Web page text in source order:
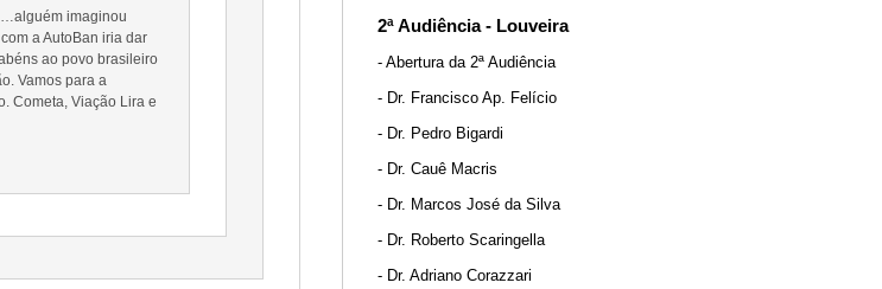
imaginou
a AutoBan iria dar
ao povo brasileiro
Vamos para a
Cometa, Viação Lira e
2ª Audiência - Louveira
- Abertura da 2ª Audiência
- Dr. Francisco Ap. Felício
- Dr. Pedro Bigardi
- Dr. Cauê Macris
- Dr. Marcos José da Silva
- Dr. Roberto Scaringella
- Dr. Adriano Corazzari